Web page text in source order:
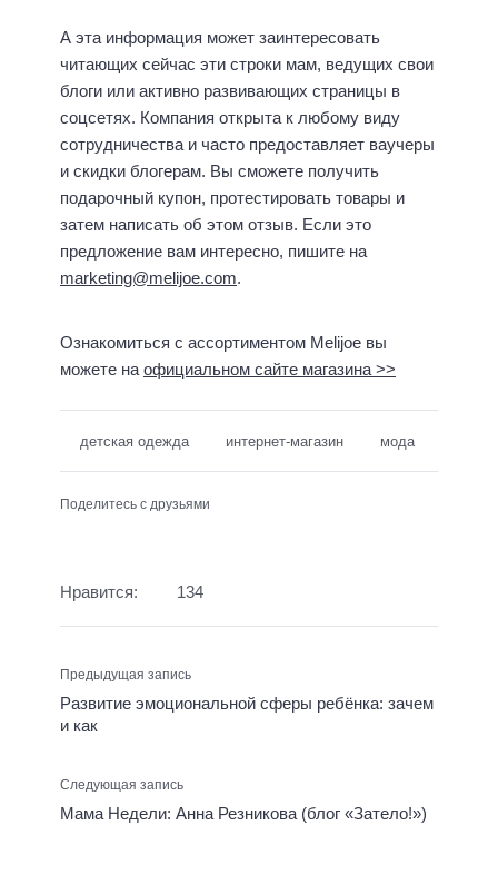
А эта информация может заинтересовать
читающих сейчас эти строки мам, ведущих свои
блоги или активно развивающих страницы в
соцсетях. Компания открыта к любому виду
сотрудничества и часто предоставляет ваучеры
и скидки блогерам. Вы сможете получить
подарочный купон, протестировать товары и
затем написать об этом отзыв. Если это
предложение вам интересно, пишите на
marketing@melijoe.com.
Ознакомиться с ассортиментом Melijoe вы
можете наофициальном сайте магазина >>
детская одежда интернет-магазин мода
Поделитесь с друзьями
Нравится: 134
Предыдущая запись
Развитие эмоциональной сферы ребёнка: зачем
и как
Следующая запись
Мама Недели: Анна Резникова (блог «Затело!»)